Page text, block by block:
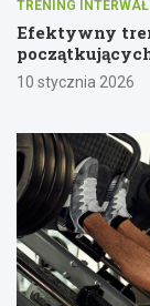
TRENING
Efektywny
10 stycznia 2026